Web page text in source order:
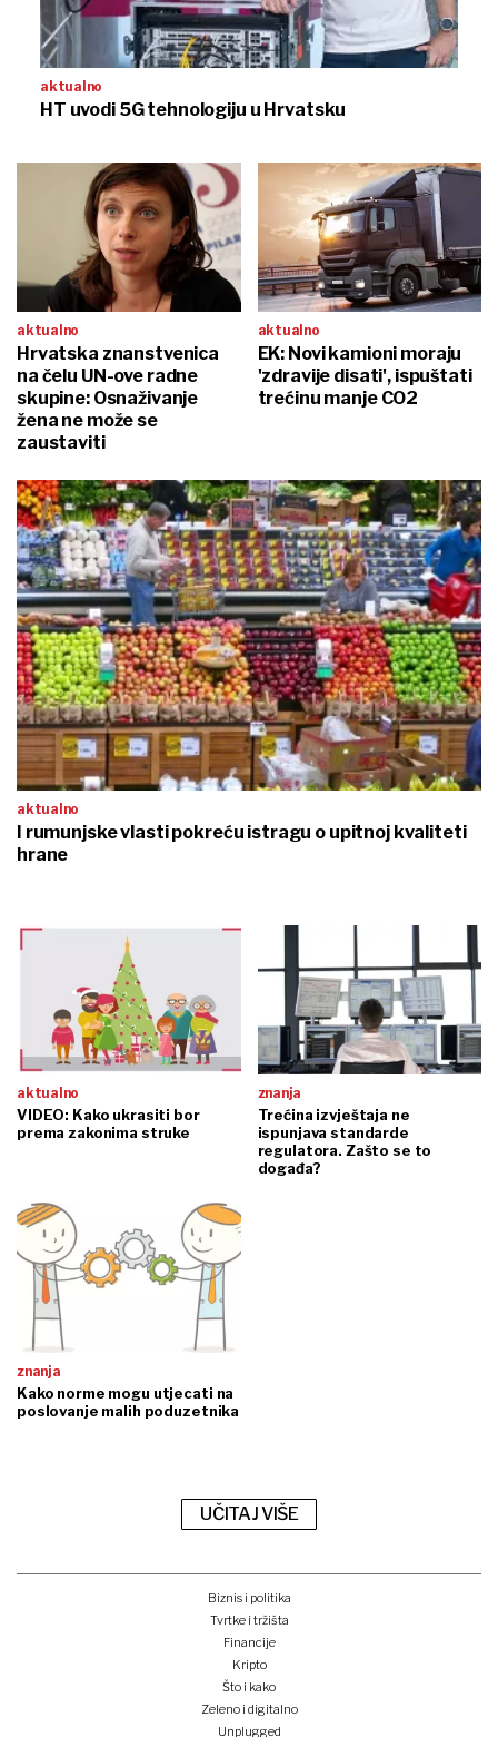
aktualno
HT uvodi 5G tehnologiju u Hrvatsku
aktualno
Hrvatska znanstvenica
na čelu UN-ove radne
skupine: Osnaživanje
žena ne može se
zaustaviti
aktualno
EK: Novi kamioni moraju
'zdravije disati', ispuštati
trećinu manje CO2
aktualno
I rumunjske vlasti pokreću istragu o upitnoj kvaliteti
hrane
aktualno
VIDEO: Kako ukrasiti bor
prema zakonima struke
znanja
Trećina izvještaja ne
ispunjava standarde
regulatora. Zašto se to
događa?
znanja
Kako norme mogu utjecati na
poslovanje malih poduzetnika
UČITAJ VIŠE
Biznis i politika
Tvrtke i tržišta
Financije
Kripto
Što i kako
Zeleno i digitalno
Unplugged